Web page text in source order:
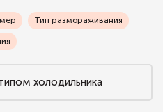
Тип размораживания
холодильника